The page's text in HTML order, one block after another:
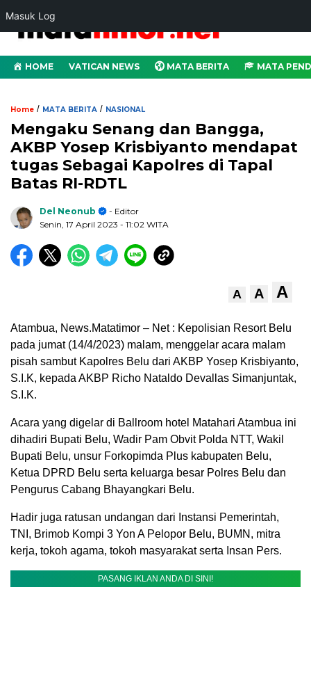
Masuk Log
HOME VATICAN NEWS MATA BERITA MATA
Home / MATA BERITA / NASIONAL
Mengaku Senang dan Bangga,
AKBP Yosep Krisbiyanto mendapat
tugas Sebagai Kapolres di Tapal
Batas RI-RDTL
Del Neonub
- Editor
Senin, 17 April 2023 - 11:02 WITA
A A A
Atambua, News.Matatimor – Net : Kepolisian Resort Belu
pada jumat (14/4/2023) malam, menggelar acara malam
pisah sambut Kapolres Belu dari AKBP Yosep Krisbiyanto,
S.I.K, kepada AKBP Richo Nataldo Devallas Simanjuntak,
S.I.K.
Acara yang digelar di Ballroom hotel Matahari Atambua ini
dihadiri Bupati Belu, Wadir Pam Obvit Polda NTT, Wakil
Bupati Belu, unsur Forkopimda Plus kabupaten Belu,
Ketua DPRD Belu serta keluarga besar Polres Belu dan
Pengurus Cabang Bhayangkari Belu.
Hadir juga ratusan undangan dari Instansi Pemerintah,
TNI, Brimob Kompi 3 Yon A Pelopor Belu, BUMN, mitra
kerja, tokoh agama, tokoh masyarakat serta Insan Pers.
PASANG IKLAN ANDA DI SINI!